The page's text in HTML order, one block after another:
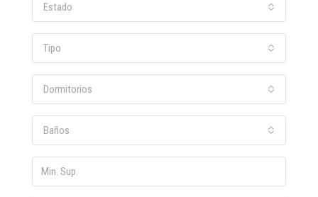
Estado
Tipo
Dormitorios
Baños